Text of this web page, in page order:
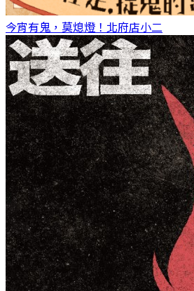
今宵有鬼，莫熄燈！ 北府店小二